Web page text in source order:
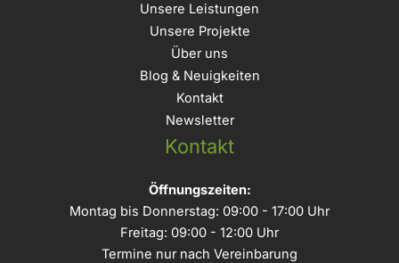
Unsere Leistungen
Unsere Projekte
Über uns
Blog & Neuigkeiten
Kontakt
Newsletter
Kontakt
Öffnungszeiten:
Montag bis Donnerstag: 09:00 - 17:00 Uhr
Freitag: 09:00 - 12:00 Uhr
Termine nur nach Vereinbarung